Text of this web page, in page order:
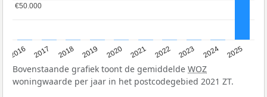
2016 2017 2018 2019 2020 2021 2022 2023 2024 2025
€50.000
€50.000
Bovenstaande grafiek toont de gemiddelde WOZ
woningwaarde per jaar in het postcodegebied 2021 ZT.